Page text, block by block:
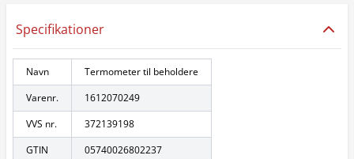
Specifikationer
Navn
Termometer til beholdere
Varenr.
1612070249
VVS nr.
372139198
GTIN
05740026802237